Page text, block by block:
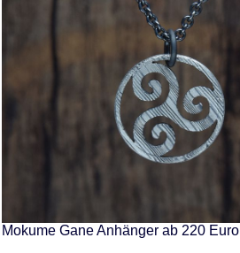
Mokume Gane Anhänger ab 220 Euro